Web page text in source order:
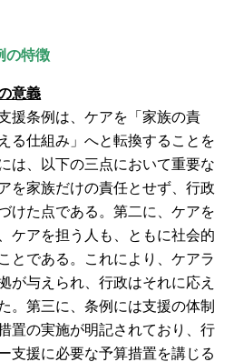
の特徴
意義
援条例は、ケアを「家族の責
る仕組み」へと転換することを
は、以下の三点において重要な
を家族だけの責任とせず、行政
けた点である。第二に、ケアを
ケアを担う人も、ともに社会的
とである。これにより、ケアラ
が与えられ、行政はそれに応え
。第三に、条例には支援の体制
置の実施が明記されており、行
支援に必要な予算措置を講じる